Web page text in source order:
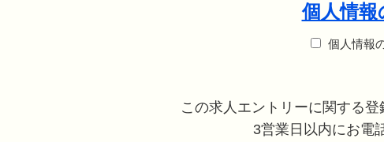
個人情報
個人情報
この求人エントリーに関する
3営業日以内にお電